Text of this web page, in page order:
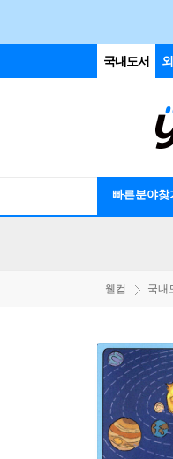
국내도서
빠른분야찾
웰컴 국내